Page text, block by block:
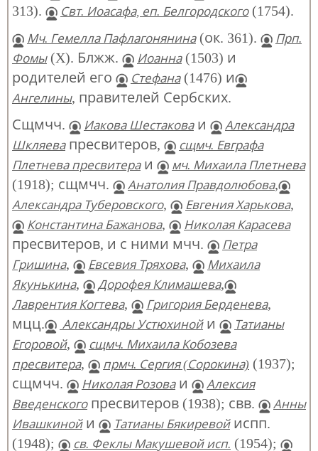
313).
Свт. Иоасафа, еп. Белгородского(1754).
Мч. Гемелла Пафлагонянина(ок. 361).
Прп.
Фомы(X). Блжж. Иоанна(1503) и
родителей его
Стефана(1476) и
Ангелины, правителей Сербских.
Сщмчч.
Иакова Шестаковаи
Александра
Шкляевапресвитеров,
сщмч. Евграфа
Плетнева пресвитераи мч. Михаила Плетнева
(1918); сщмчч. Анатолия Правдолюбова,
Александра Туберовского, Евгения Харькова,
Константина Бажанова, Николая Карасева
пресвитеров, и с ними мчч.
Петра
Гришина, Евсевия Тряхова,
Михаила
Якунькина, Дорофея Климашева,
Лаврентия Когтева, Григория Берденева,
мцц.
Александры Устюхинойи
Татианы
Егоровой,
сщмч. Михаила Кобозева
пресвитера, прмч. Сергия (Сорокина) (1937);
сщмчч.
Николая Розоваи
Алексия
Введенскогопресвитеров (1938); свв.
Анны
Ивашкинойи Татианы Бякиревойиспп.
(1948);
св. Феклы Макушевой исп. (1954);